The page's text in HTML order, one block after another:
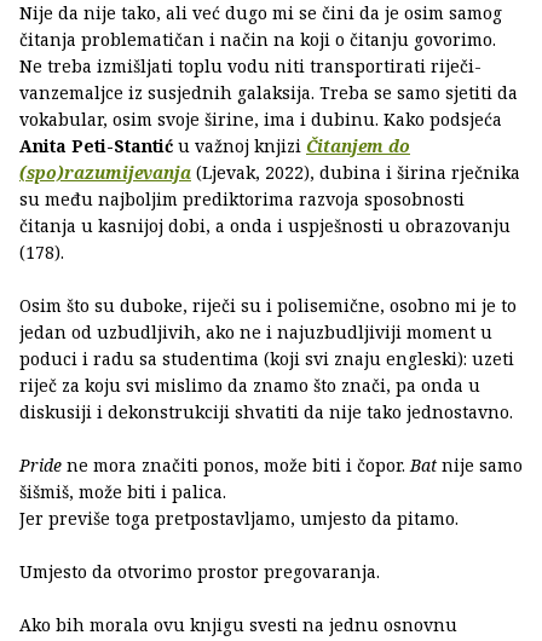
Nije da nije tako, ali već dugo mi se čini da je osim samog
čitanja problematičan i način na koji o čitanju govorimo.
Ne treba izmišljati toplu vodu niti transportirati riječi-
vanzemaljce iz susjednih galaksija. Treba se samo sjetiti da
vokabular, osim svoje širine, ima i dubinu. Kako podsjeća
Anita Peti-Stantić u važnoj knjizi Čitanjem do
(spo)razumijevanja (Ljevak, 2022), dubina i širina rječnika
su među najboljim prediktorima razvoja sposobnosti
čitanja u kasnijoj dobi, a onda i uspješnosti u obrazovanju
(178).
Osim što su duboke, riječi su i polisemične, osobno mi je to
jedan od uzbudljivih, ako ne i najuzbudljiviji moment u
poduci i radu sa studentima (koji svi znaju engleski): uzeti
riječ za koju svi mislimo da znamo što znači, pa onda u
diskusiji i dekonstrukciji shvatiti da nije tako jednostavno.
Pride ne mora značiti ponos, može biti i čopor.Bat nije samo
šišmiš, može biti i palica.
Jer previše toga pretpostavljamo, umjesto da pitamo.
Umjesto da otvorimo prostor pregovaranja.
Ako bih morala ovu knjigu svesti na jednu osnovnu